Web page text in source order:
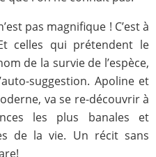
pas magnifique ! C’est à
celles qui prétendent le
de la survie de l’espèce,
suggestion. Apoline et
va se re-découvrir à
les plus banales et
de la vie. Un récit sans